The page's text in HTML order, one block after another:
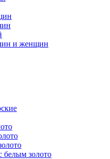
и женщин
белым золото